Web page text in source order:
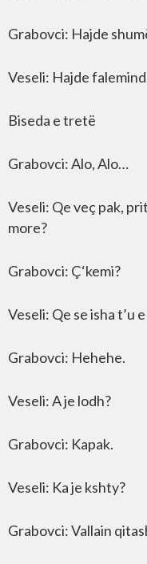
Grabovci: Hajde
Veseli: Hajde
Biseda e tretë
Grabovci: Alo, Alo…
Veseli: Qe veç pak,
more?
Grabovci: Ç‘kemi?
Veseli: Qe se isha t’u
Grabovci: Hehehe.
Veseli: A je lodh?
Grabovci: Kapak.
Veseli: Ka je kshty?
Grabovci: Vallain